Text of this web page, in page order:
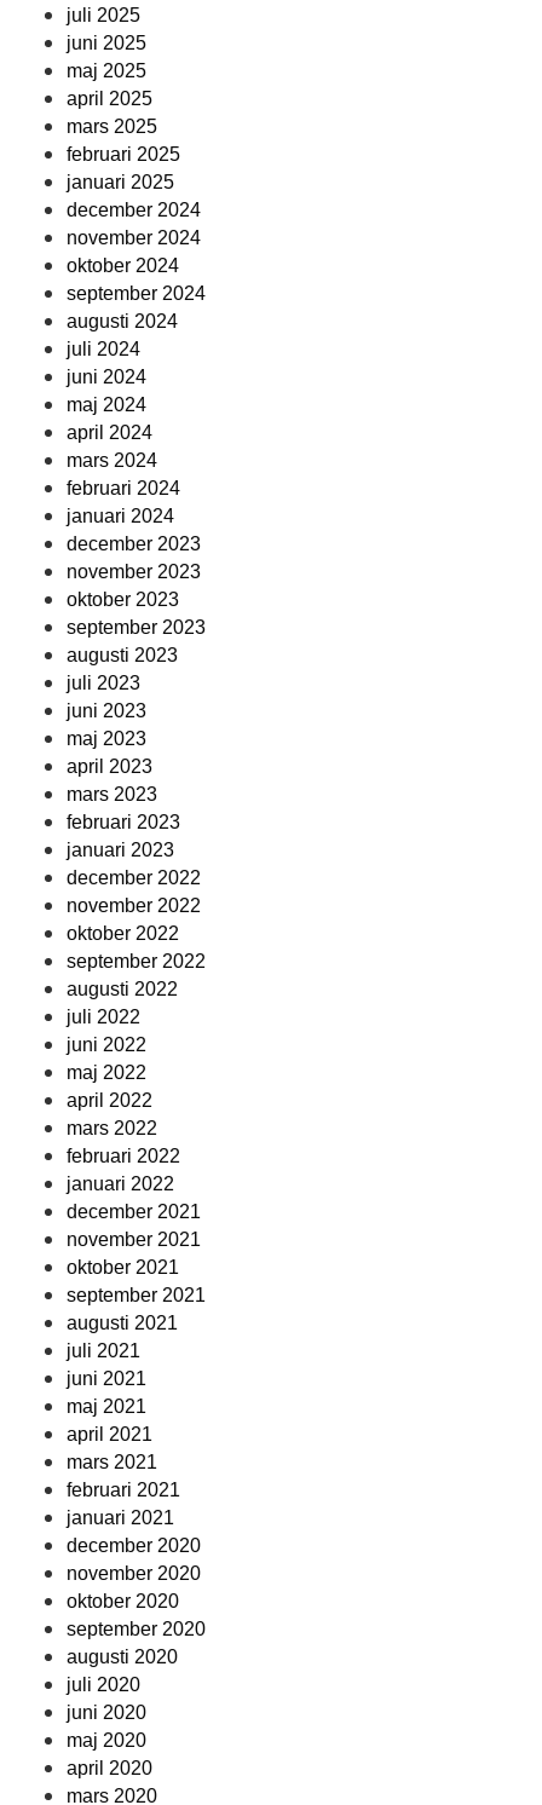
juli 2025
juni 2025
maj 2025
april 2025
mars 2025
februari 2025
januari 2025
december 2024
november 2024
oktober 2024
september 2024
augusti 2024
juli 2024
juni 2024
maj 2024
april 2024
mars 2024
februari 2024
januari 2024
december 2023
november 2023
oktober 2023
september 2023
augusti 2023
juli 2023
juni 2023
maj 2023
april 2023
mars 2023
februari 2023
januari 2023
december 2022
november 2022
oktober 2022
september 2022
augusti 2022
juli 2022
juni 2022
maj 2022
april 2022
mars 2022
februari 2022
januari 2022
december 2021
november 2021
oktober 2021
september 2021
augusti 2021
juli 2021
juni 2021
maj 2021
april 2021
mars 2021
februari 2021
januari 2021
december 2020
november 2020
oktober 2020
september 2020
augusti 2020
juli 2020
juni 2020
maj 2020
april 2020
mars 2020